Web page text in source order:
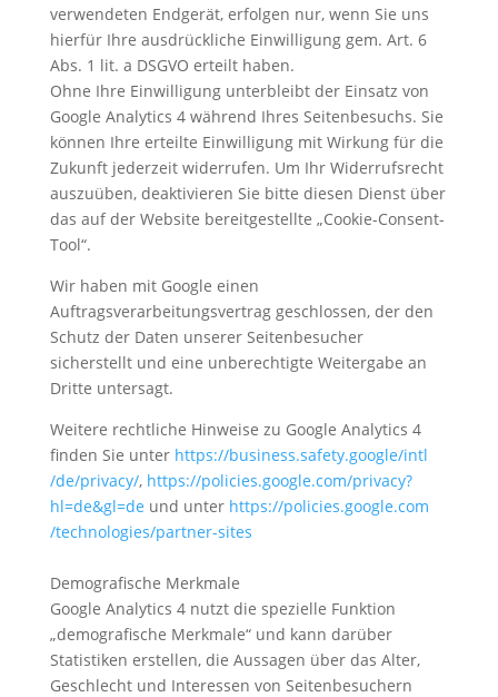
verwendeten Endgerät, erfolgen nur, wenn Sie uns
hierfür Ihre ausdrückliche Einwilligung gem. Art. 6
Abs. 1 lit. a DSGVO erteilt haben.
Ohne Ihre Einwilligung unterbleibt der Einsatz von
Google Analytics 4 während Ihres Seitenbesuchs. Sie
können Ihre erteilte Einwilligung mit Wirkung für die
Zukunft jederzeit widerrufen. Um Ihr Widerrufsrecht
auszuüben, deaktivieren Sie bitte diesen Dienst über
das auf der Website bereitgestellte „Cookie-Consent-
Tool“.
Wir haben mit Google einen
Auftragsverarbeitungsvertrag geschlossen, der den
Schutz der Daten unserer Seitenbesucher
sicherstellt und eine unberechtigte Weitergabe an
Dritte untersagt.
Weitere rechtliche Hinweise zu Google Analytics 4
finden Sie unter https://business.safety.google/intl
/de/privacy/, https://policies.google.com/privacy?
hl=de&gl=de und unter https://policies.google.com
/technologies/partner-sites
Demografische Merkmale
Google Analytics 4 nutzt die spezielle Funktion
„demografische Merkmale“ und kann darüber
Statistiken erstellen, die Aussagen über das Alter,
Geschlecht und Interessen von Seitenbesuchern